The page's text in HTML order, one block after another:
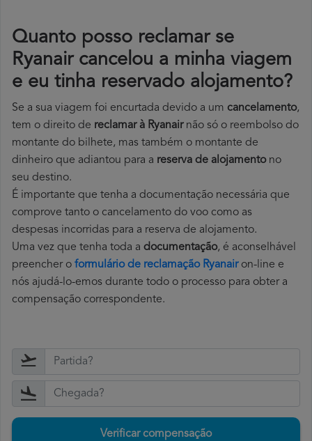
Quanto posso reclamar se
Ryanair cancelou a minha viagem
e eu tinha reservado alojamento?
Se a sua viagem foi encurtada devido a um cancelamento,
tem o direito de reclamar à Ryanairnão só o reembolso do
montante do bilhete, mas também o montante de
dinheiro que adiantou para a reserva de alojamentono
seu destino.
É importante que tenha a documentação necessária que
comprove tanto o cancelamento do voo como as
despesas incorridas para a reserva de alojamento.
Uma vez que tenha toda a documentação, é aconselhável
preencher o formulário de reclamação Ryanairon-line e
nós ajudá-lo-emos durante todo o processo para obter a
compensação correspondente.
Verificar compensação